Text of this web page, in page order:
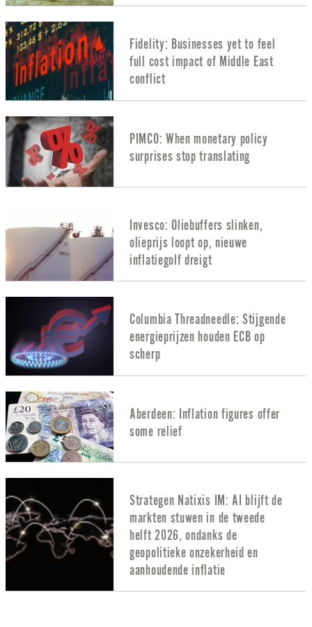
Fidelity: Businesses yet to feel
full cost impact of Middle East
conflict
PIMCO: When monetary policy
surprises stop translating
Invesco: Oliebuffers slinken,
olieprijs loopt op, nieuwe
inflatiegolf dreigt
Columbia Threadneedle: Stijgende
energieprijzen houden ECB op
scherp
Aberdeen: Inflation figures offer
some relief
Strategen Natixis IM: AI blijft de
markten stuwen in de tweede
helft 2026, ondanks de
geopolitieke onzekerheid en
aanhoudende inflatie